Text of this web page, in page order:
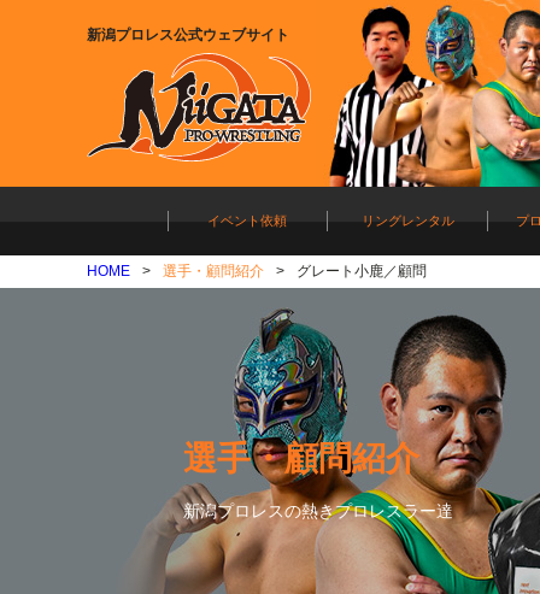
新潟プロレス公式ウェブサイト
イベント依頼 リングレンタル プ
HOME 選手・顧問紹介 グレート小鹿／顧問
選手・顧問紹介
新潟プロレスの熱きプロレスラー達